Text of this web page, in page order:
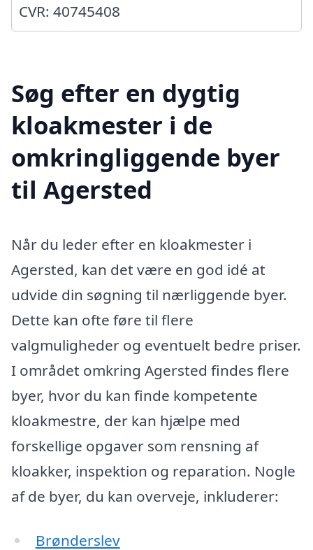
CVR: 40745408
Søg efter en dygtig
kloakmester i de
omkringliggende byer
til Agersted
Når du leder efter en kloakmester i
Agersted, kan det være en god idé at
udvide din søgning til nærliggende byer.
Dette kan ofte føre til flere
valgmuligheder og eventuelt bedre priser.
I området omkring Agersted findes flere
byer, hvor du kan finde kompetente
kloakmestre, der kan hjælpe med
forskellige opgaver som rensning af
kloakker, inspektion og reparation. Nogle
af de byer, du kan overveje, inkluderer:
Brønderslev